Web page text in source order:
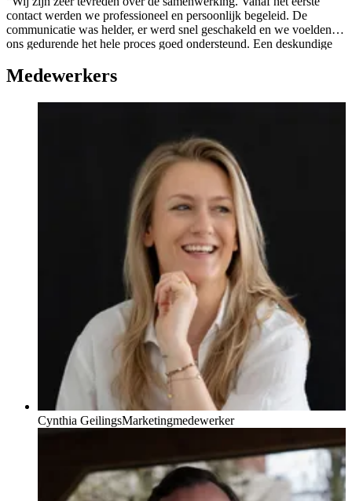
contact werden we professioneel en persoonlijk begeleid. De
communicatie was helder, er werd snel geschakeld en we voelden
ons gedurende het hele proces goed ondersteund. Een deskundige
Medewerkers
Cynthia GeilingsMarketingmedewerker